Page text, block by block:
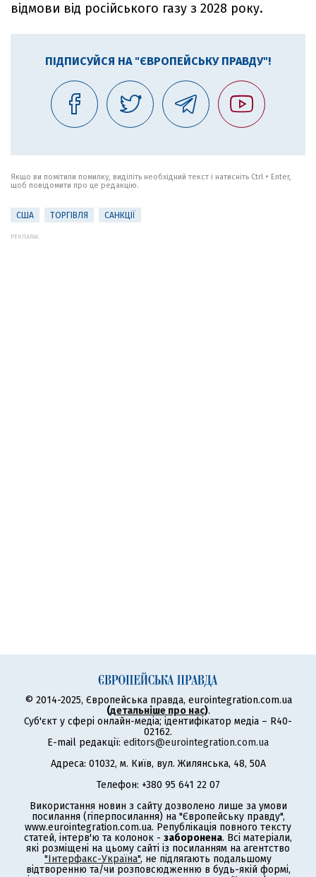
відмови від російського газу з 2028 року.
ПІДПИСУЙСЯ НА "ЄВРОПЕЙСЬКУ ПРАВДУ"!
Якщо ви помітили помилку, виділіть необхідний текст і натисніть Ctrl + Enter,
щоб повідомити про це редакцію.
США ТОРГІВЛЯ САНКЦІЇ
РЕКЛАМА:
© 2014-2025, Європейська правда, eurointegration.com.ua
(детальніше про нас).
Суб'єкт у сфері онлайн-медіа; ідентифікатор медіа – R40-
02162.
E-mail редакції: editors@eurointegration.com.ua
Адреса: 01032, м. Київ, вул. Жилянська, 48, 50А
Телефон: +380 95 641 22 07
Використання новин з сайту дозволено лише за умови
посилання (гіперпосилання) на "Європейську правду",
www.eurointegration.com.ua. Републікація повного тексту
статей, інтерв'ю та колонок - заборонена. Всі матеріали,
які розміщені на цьому сайті із посиланням на агентство
"Інтерфакс-Україна", не підлягають подальшому
відтворенню та/чи розповсюдженню в будь-якій формі,